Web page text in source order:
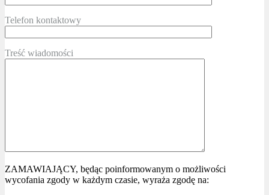
Telefon kontaktowy
Treść wiadomości
ZAMAWIAJĄCY, będąc poinformowanym o możliwości
wycofania zgody w każdym czasie, wyraża zgodę na: